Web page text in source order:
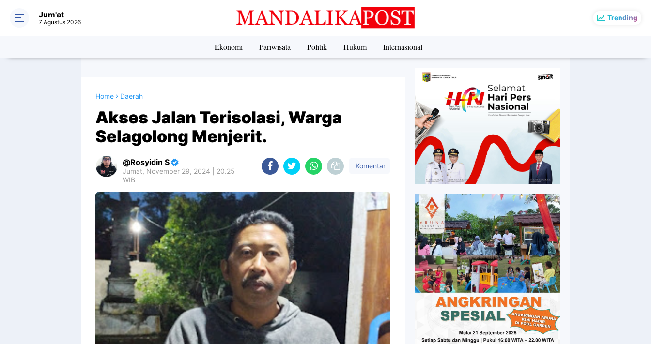
Trending
Jum'at
7 Agustus 2026
Ekonomi Pariwisata Politik Hukum Internasional
Home Daerah
Akses Jalan Terisolasi, Warga
Selagolong Menjerit.
Rosyidin S
Jumat, November 29, 2024 | 20.25
WIB
Komentar